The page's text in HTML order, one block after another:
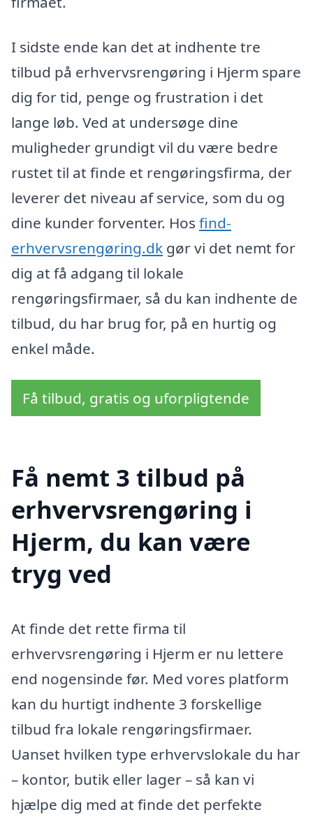
I sidste ende kan det at indhente tre
tilbud på erhvervsrengøring i Hjerm spare
dig for tid, penge og frustration i det
lange løb. Ved at undersøge dine
muligheder grundigt vil du være bedre
rustet til at finde et rengøringsfirma, der
leverer det niveau af service, som du og
dine kunder forventer. Hos find-
erhvervsrengøring.dk gør vi det nemt for
dig at få adgang til lokale
rengøringsfirmaer, så du kan indhente de
tilbud, du har brug for, på en hurtig og
enkel måde.
Få tilbud, gratis og uforpligtende
Få nemt 3 tilbud på
erhvervsrengøring i
Hjerm, du kan være
tryg ved
At finde det rette firma til
erhvervsrengøring i Hjerm er nu lettere
end nogensinde før. Med vores platform
kan du hurtigt indhente 3 forskellige
tilbud fra lokale rengøringsfirmaer.
Uanset hvilken type erhvervslokale du har
– kontor, butik eller lager – så kan vi
hjælpe dig med at finde det perfekte